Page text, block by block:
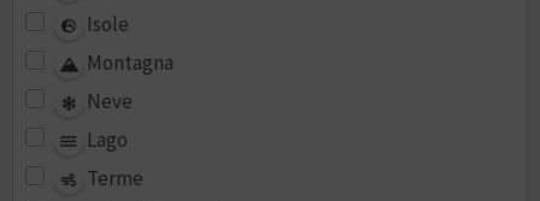
Isole
Montagna
Neve
Lago
Terme